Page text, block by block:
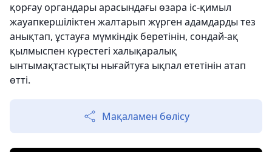
қорғау органдары арасындағы өзара іс-қимыл
жауапкершіліктен жалтарып жүрген адамдарды тез
анықтап, ұстауға мүмкіндік беретінін, сондай-ақ
қылмыспен күрестегі халықаралық
ынтымақтастықты нығайтуға ықпал ететінін атап
өтті.
Мақаламен бөлісу